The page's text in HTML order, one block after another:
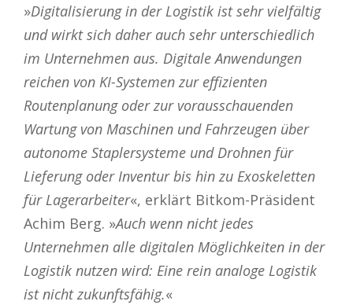
»Digitalisierung in der Logistik ist sehr vielfältig
und wirkt sich daher auch sehr unterschiedlich
im Unternehmen aus. Digitale Anwendungen
reichen von KI-Systemen zur effizienten
Routenplanung oder zur vorausschauenden
Wartung von Maschinen und Fahrzeugen über
autonome Staplersysteme und Drohnen für
Lieferung oder Inventur bis hin zu Exoskeletten
für Lagerarbeiter«, erklärt Bitkom-Präsident
Achim Berg. »Auch wenn nicht jedes
Unternehmen alle digitalen Möglichkeiten in der
Logistik nutzen wird: Eine rein analoge Logistik
ist nicht zukunftsfähig.«